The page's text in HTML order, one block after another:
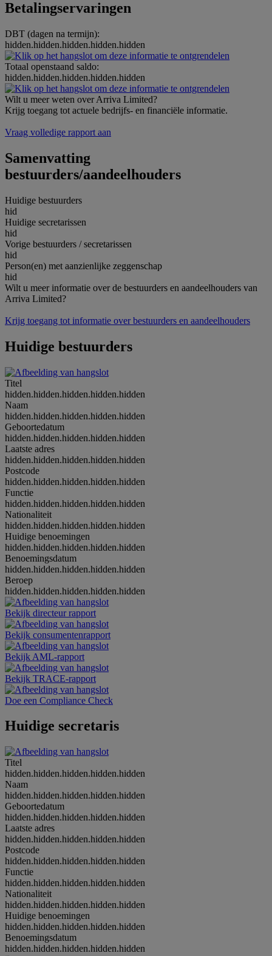
Betalingservaringen
DBT (dagen na termijn):
hidden.hidden.hidden.hidden.hidden
Totaal openstaand saldo:
hidden.hidden.hidden.hidden.hidden
Wilt u meer weten over Arriva Limited?
Krijg toegang tot actuele bedrijfs- en financiële informatie.
Vraag volledige rapport aan
Samenvatting
bestuurders/aandeelhouders
Huidige bestuurders
hid
Huidige secretarissen
hid
Vorige bestuurders / secretarissen
hid
Person(en) met aanzienlijke zeggenschap
hid
Wilt u meer informatie over de bestuurders en aandeelhouders van
Arriva Limited?
Krijg toegang tot informatie over bestuurders en aandeelhouders
Huidige bestuurders
Titel
hidden.hidden.hidden.hidden.hidden
Naam
hidden.hidden.hidden.hidden.hidden
Geboortedatum
hidden.hidden.hidden.hidden.hidden
Laatste adres
hidden.hidden.hidden.hidden.hidden
Postcode
hidden.hidden.hidden.hidden.hidden
Functie
hidden.hidden.hidden.hidden.hidden
Nationaliteit
hidden.hidden.hidden.hidden.hidden
Huidige benoemingen
hidden.hidden.hidden.hidden.hidden
Benoemingsdatum
hidden.hidden.hidden.hidden.hidden
Beroep
hidden.hidden.hidden.hidden.hidden
Bekijk directeur rapport
Bekijk consumentenrapport
Bekijk AML-rapport
Bekijk TRACE-rapport
Doe een Compliance Check
Huidige secretaris
Titel
hidden.hidden.hidden.hidden.hidden
Naam
hidden.hidden.hidden.hidden.hidden
Geboortedatum
hidden.hidden.hidden.hidden.hidden
Laatste adres
hidden.hidden.hidden.hidden.hidden
Postcode
hidden.hidden.hidden.hidden.hidden
Functie
hidden.hidden.hidden.hidden.hidden
Nationaliteit
hidden.hidden.hidden.hidden.hidden
Huidige benoemingen
hidden.hidden.hidden.hidden.hidden
Benoemingsdatum
hidden.hidden.hidden.hidden.hidden